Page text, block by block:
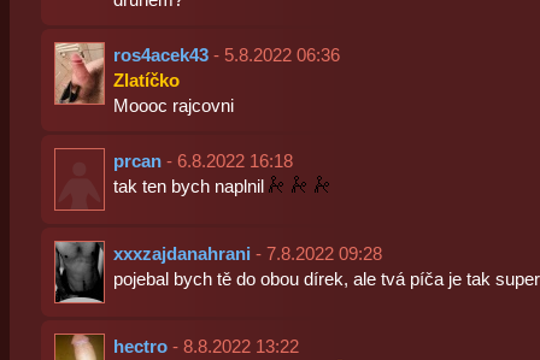
ros4acek43- 5.8.2022 06:36
Zlatíčko
Moooc rajcovni
prcan- 6.8.2022 16:18
tak ten bych naplnil
xxxzajdanahrani - 7.8.2022 09:28
pojebal bych tě do obou dírek, ale tvá píča je tak
hectro- 8.8.2022 13:22